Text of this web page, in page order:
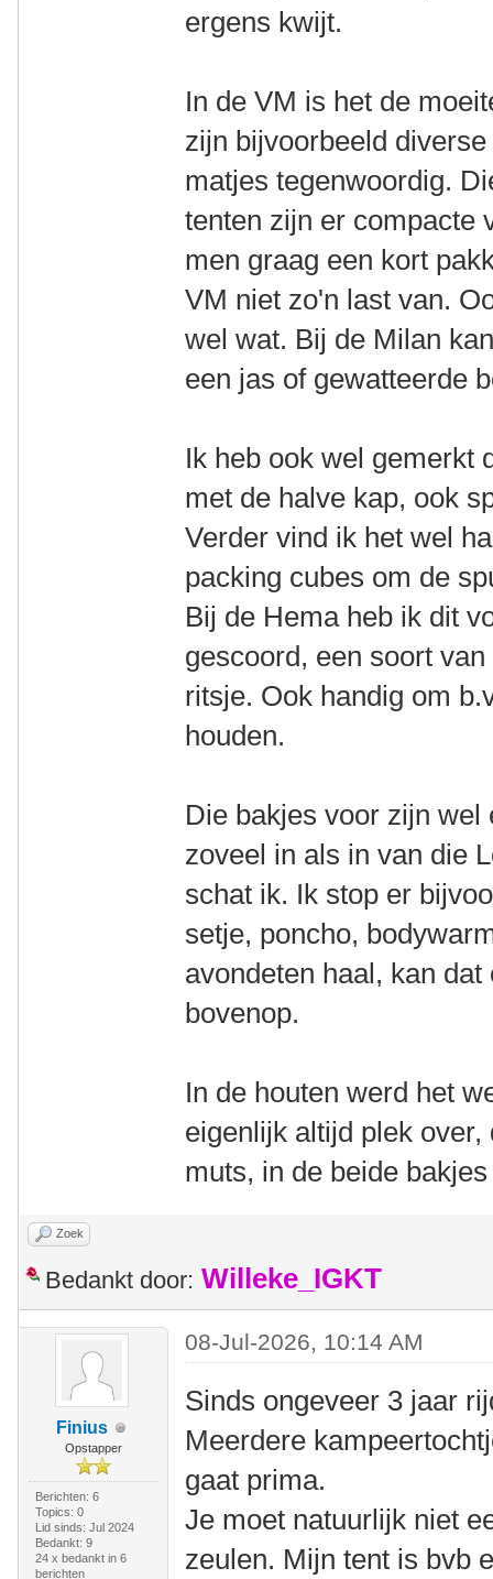
ergens kwijt.
In de VM is het de
zijn bijvoorbeeld
matjes tegenwoordig.
tenten zijn er compacte
men graag een kort
VM niet zo'n last van.
wel wat. Bij de Milan
een jas of gewatteerde
Ik heb ook wel gemerkt
met de halve kap, ook
Verder vind ik het wel
packing cubes om de
Bij de Hema heb ik dit
gescoord, een soort
ritsje. Ook handig om
houden.
Die bakjes voor zijn wel
zoveel in als in van die
schat ik. Ik stop er
setje, poncho,
avondeten haal, kan
bovenop.
In de houten werd het
eigenlijk altijd plek
muts, in de beide
Zoek
Bedankt door: Willeke_IGKT
Finius
Opstapper
Berichten: 6
Topics: 0
Lid sinds: Jul 2024
Bedankt: 9
24 x bedankt in 6
berichten
08-Jul-2026, 10:14 AM
Sinds ongeveer 3 jaar
Meerdere
gaat prima.
Je moet natuurlijk niet
zeulen. Mijn tent is bvb